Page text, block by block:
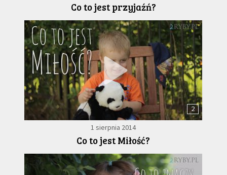
Co to jest przyjaźń?
2
1 sierpnia 2014
Co to jest Miłość?